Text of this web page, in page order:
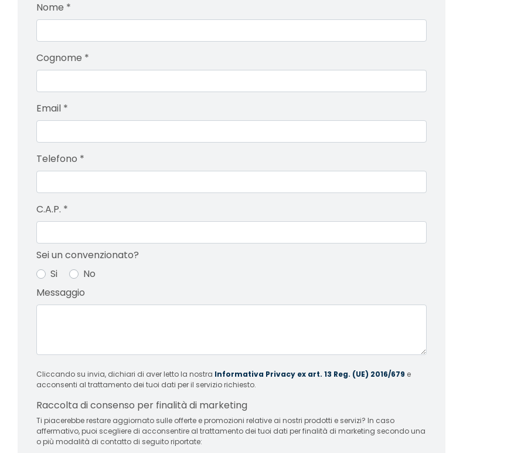
Nome *
Cognome *
Email *
Telefono *
C.A.P. *
Sei un convenzionato?
Si
No
Messaggio
Cliccando su invia, dichiari di aver letto la nostra Informativa Privacy ex art. 13 Reg. (UE) 2016/679 e
acconsenti al trattamento dei tuoi dati per il servizio richiesto.
Raccolta di consenso per finalità di marketing
Ti piacerebbe restare aggiornato sulle offerte e promozioni relative ai nostri prodotti e servizi? In caso
affermativo, puoi scegliere di acconsentire al trattamento dei tuoi dati per finalità di marketing secondo una
o più modalità di contatto di seguito riportate: